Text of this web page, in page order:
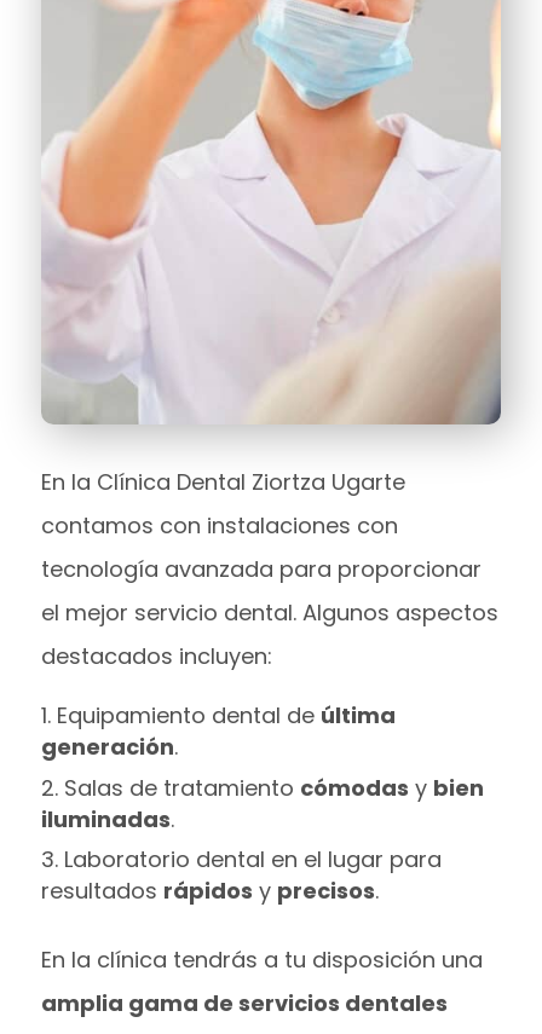
En la Clínica Dental Ziortza Ugarte
contamos con instalaciones con
tecnología avanzada para proporcionar
el mejor servicio dental. Algunos aspectos
destacados incluyen:
Equipamiento dental de última
generación.
Salas de tratamiento cómodas y bien
iluminadas.
Laboratorio dental en el lugar para
resultados rápidos y precisos.
En la clínica tendrás a tu disposición una
amplia gama de servicios dentales